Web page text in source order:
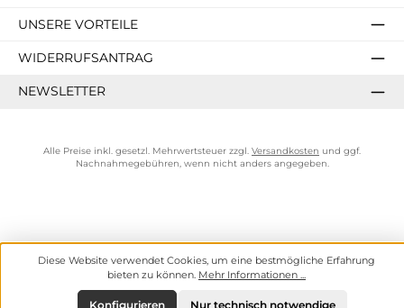
UNSERE VORTEILE
WIDERRUFSANTRAG
NEWSLETTER
Alle Preise inkl. gesetzl. Mehrwertsteuer zzgl. Versandkosten und ggf.
Nachnahmegebühren, wenn nicht anders angegeben.
Diese Website verwendet Cookies, um eine bestmögliche Erfahrung
bieten zu können. Mehr Informationen ...
Nur technisch notwendige
Konfigurieren